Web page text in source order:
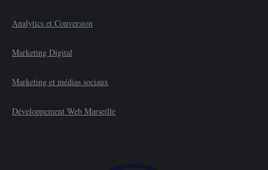
Analytics et Conversion
Marketing Digital
Marketing et médias sociaux
Développement Web Marseille